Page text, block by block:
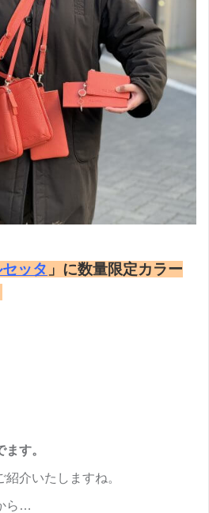
ッタ 」に数量限定カラー
す。
介いたしますね。
ら…